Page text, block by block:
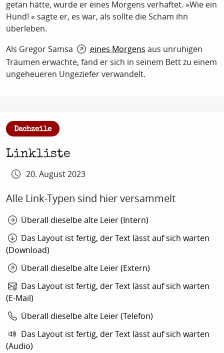
getan hätte, wurde er eines Morgens verhaftet. »Wie ein
Hund! « sagte er, es war, als sollte die Scham ihn
überleben.
Als Gregor Samsa
eines Morgens aus unruhigen
Träumen erwachte, fand er sich in seinem Bett zu einem
ungeheueren Ungeziefer verwandelt.
Dachzeile:
Linkliste
20. August 2023
Alle Link-Typen sind hier versammelt
Überall dieselbe alte Leier (Intern)
Das Layout ist fertig, der Text lässt auf sich warten
(Download)
Überall dieselbe alte Leier (Extern)
Das Layout ist fertig, der Text lässt auf sich warten
(E-Mail)
Überall dieselbe alte Leier (Telefon)
Das Layout ist fertig, der Text lässt auf sich warten
(Audio)